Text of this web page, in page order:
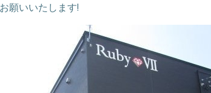
願いいたします!